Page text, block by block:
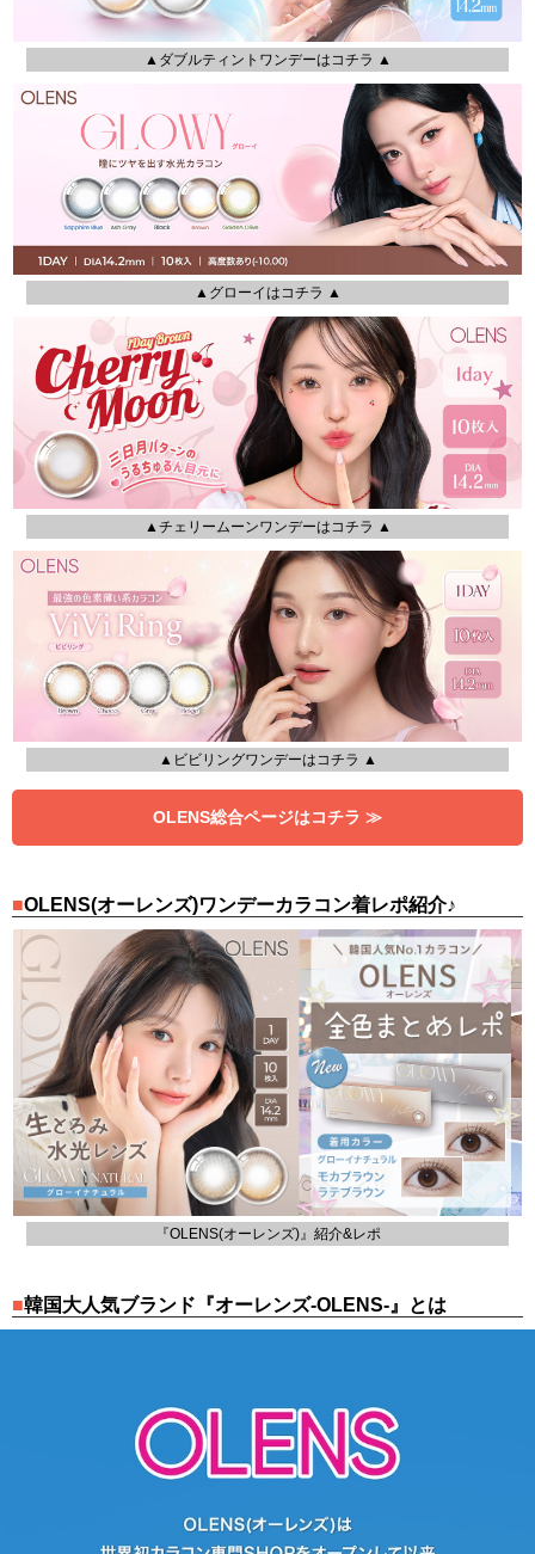
▲ダブルティントワンデーはコチラ ▲
▲グローイはコチラ ▲
▲チェリームーンワンデーはコチラ ▲
▲ビビリングワンデーはコチラ ▲
OLENS総合ページはコチラ ≫
OLENS(オーレンズ)ワンデーカラコン着レポ紹介♪
『OLENS(オーレンズ)』紹介&レポ
韓国大人気ブランド『オーレンズ-OLENS-』とは